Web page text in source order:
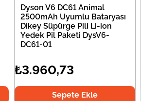
Dyson V6 DC61 Animal
2500mAh Uyumlu Bataryası
Dikey Süpürge Pili Li-ion
Yedek Pil Paketi DysV6-
DC61-01
₺3.960,73
Sepete Ekle